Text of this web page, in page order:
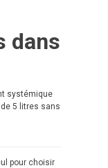
dans
systémique
5 litres sans
pour choisir